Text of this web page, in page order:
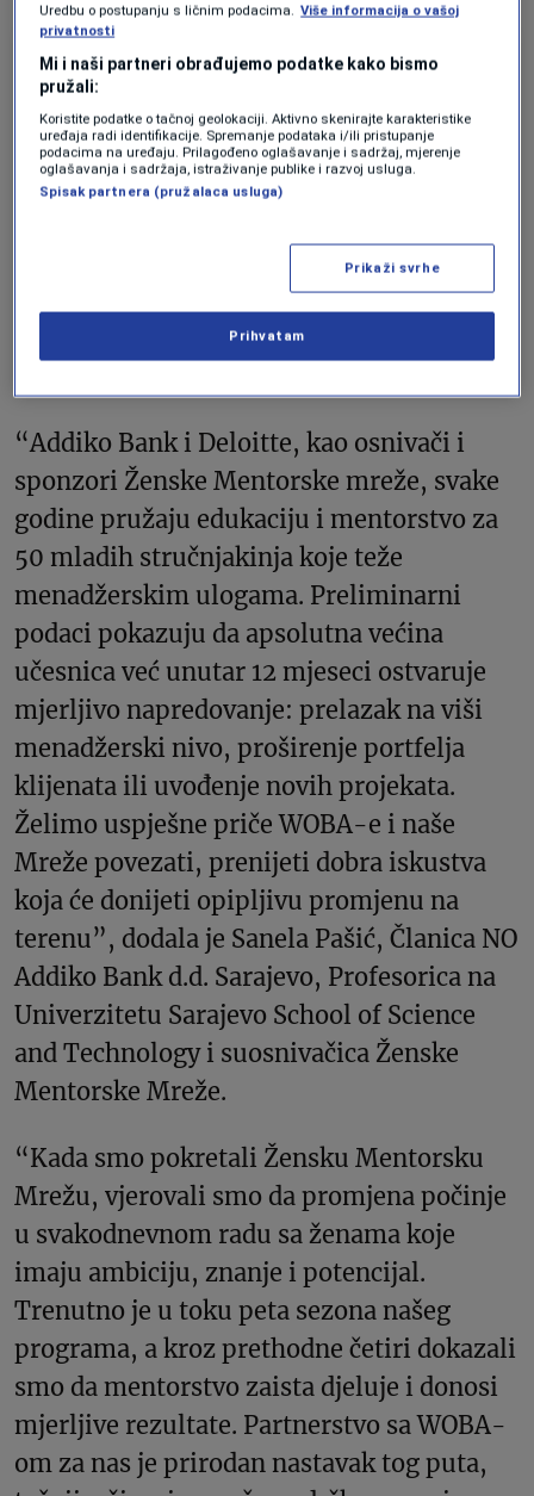
LIDERI
Pašić i Sabina Softić osnažuju
mlade poslovne žene u BiH da
izgrade uspješne karijere
Amela Keserović Polić
Muškarci u BiH i dalje imaju veće
prosječne zarade i isplaćene
najnovijim statistikama
“Addiko Bank i Deloitte, kao osnivači i
sponzori Ženske Mentorske mreže, svake
godine pružaju edukaciju i mentorstvo za
50 mladih stručnjakinja koje teže
menadžerskim ulogama. Preliminarni
podaci pokazuju da apsolutna većina
učesnica već unutar 12 mjeseci ostvaruje
mjerljivo napredovanje: prelazak na viši
menadžerski nivo, proširenje portfelja
klijenata ili uvođenje novih projekata.
Želimo uspješne priče WOBA-e i naše
Mreže povezati, prenijeti dobra iskustva
koja će donijeti opipljivu promjenu na
terenu”, dodala je Sanela Pašić, Članica NO
Addiko Bank d.d. Sarajevo, Profesorica na
Univerzitetu Sarajevo School of Science
and Technology i suosnivačica Ženske
Mentorske Mreže.
“Kada smo pokretali Žensku Mentorsku
Mrežu, vjerovali smo da promjena počinje
u svakodnevnom radu sa ženama koje
imaju ambiciju, znanje i potencijal.
Trenutno je u toku peta sezona našeg
programa, a kroz prethodne četiri dokazali
smo da mentorstvo zaista djeluje i donosi
mjerljive rezultate. Partnerstvo sa WOBA-
om za nas je prirodan nastavak tog puta,
Uredbu o postupanju s ličnim podacima. Više informacija o vašoj
privatnosti
Mi i naši partneri obrađujemo podatke kako bismo
pružali:
Koristite podatke o tačnoj geolokaciji. Aktivno skenirajte karakteristike
uređaja radi identifikacije. Spremanje podataka i/ili pristupanje
podacima na uređaju. Prilagođeno oglašavanje i sadržaj, mjerenje
oglašavanja i sadržaja, istraživanje publike i razvoj usluga.
Spisak partnera (pružalaca usluga)
Prikaži svrhe
Prihvatam